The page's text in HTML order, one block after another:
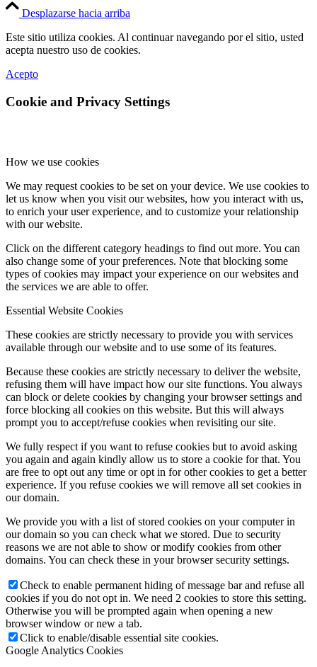
Desplazarse hacia arriba
Este sitio utiliza cookies. Al continuar navegando por el sitio, usted
acepta nuestro uso de cookies.
Acepto
Cookie and Privacy Settings
How we use cookies
We may request cookies to be set on your device. We use cookies to
let us know when you visit our websites, how you interact with us,
to enrich your user experience, and to customize your relationship
with our website.
Click on the different category headings to find out more. You can
also change some of your preferences. Note that blocking some
types of cookies may impact your experience on our websites and
the services we are able to offer.
Essential Website Cookies
These cookies are strictly necessary to provide you with services
available through our website and to use some of its features.
Because these cookies are strictly necessary to deliver the website,
refusing them will have impact how our site functions. You always
can block or delete cookies by changing your browser settings and
force blocking all cookies on this website. But this will always
prompt you to accept/refuse cookies when revisiting our site.
We fully respect if you want to refuse cookies but to avoid asking
you again and again kindly allow us to store a cookie for that. You
are free to opt out any time or opt in for other cookies to get a better
experience. If you refuse cookies we will remove all set cookies in
our domain.
We provide you with a list of stored cookies on your computer in
our domain so you can check what we stored. Due to security
reasons we are not able to show or modify cookies from other
domains. You can check these in your browser security settings.
Check to enable permanent hiding of message bar and refuse all
cookies if you do not opt in. We need 2 cookies to store this setting.
Otherwise you will be prompted again when opening a new
browser window or new a tab.
Click to enable/disable essential site cookies.
Google Analytics Cookies